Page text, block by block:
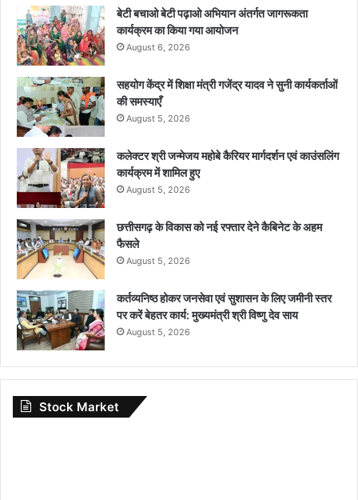
बेटी बचाओ बेटी पढ़ाओ अभियान अंतर्गत जागरूकता
कार्यक्रम का किया गया आयोजन
August 6, 2026
सहयोग केंद्र में शिक्षा मंत्री गजेंद्र यादव ने सुनी कार्यकर्ताओं
की समस्याएँ
August 5, 2026
कलेक्टर श्री जन्मेजय महोबे कैरियर मार्गदर्शन एवं काउंसलिंग
कार्यक्रम में शामिल हुए
August 5, 2026
छत्तीसगढ़ के विकास को नई रफ्तार देने कैबिनेट के अहम
फैसले
August 5, 2026
कर्तव्यनिष्ठ होकर जनसेवा एवं सुशासन के लिए जमीनी स्तर
पर करें बेहतर कार्य: मुख्यमंत्री श्री विष्णु देव साय
August 5, 2026
Stock Market